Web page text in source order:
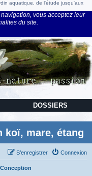
aquatique, de l'étude jusqu'aux
vous acceptez leur
du site.
DOSSIERS
koï, mare, étang
Connexion
S’enregistrer
Conception